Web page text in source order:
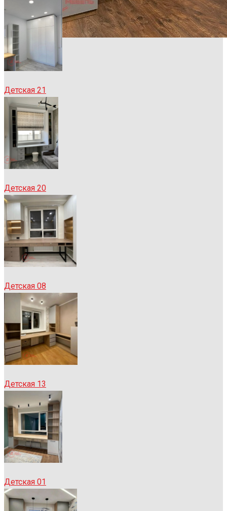
Детская 21
Детская 20
Детская 08
Детская 13
Детская 01